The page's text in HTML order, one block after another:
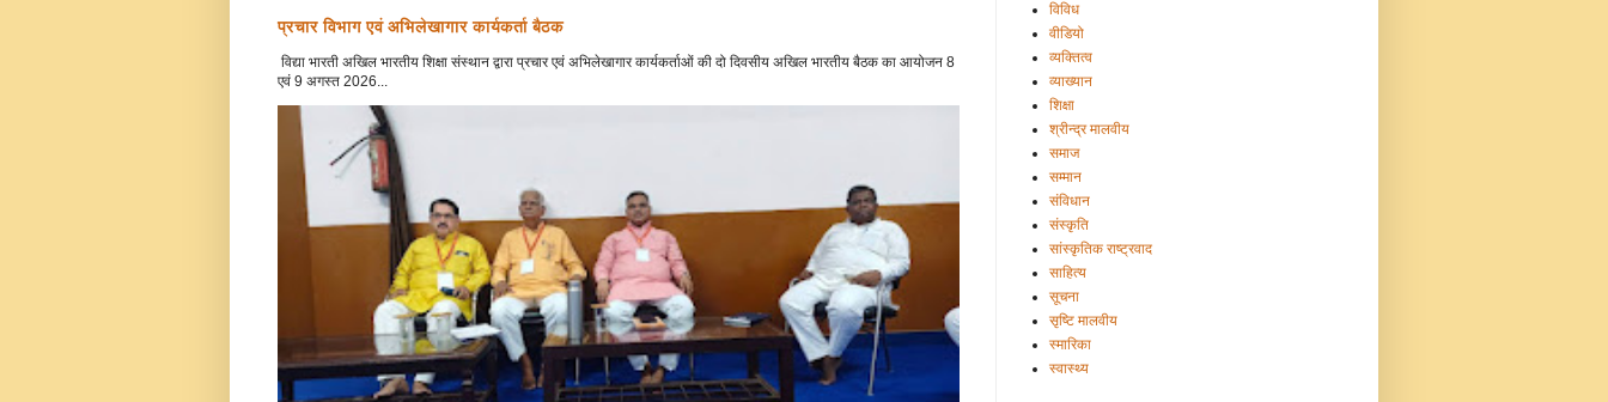
प्रचार विभाग एवं अभिलेखागार कार्यकर्ता बैठक
विद्या भारती अखिल भारतीय शिक्षा संस्थान द्वारा प्रचार एवं अभिलेखागार कार्यकर्ताओं की दो दिवसीय अखिल भारतीय बैठक का आयोजन 8
एवं 9 अगस्त 2026...
विविध
वीडियो
व्यक्तित्व
व्याख्यान
शिक्षा
श्रीन्द्र मालवीय
समाज
सम्मान
संविधान
संस्कृति
सांस्कृतिक राष्ट्रवाद
साहित्य
सूचना
सृष्टि मालवीय
स्मारिका
स्वास्थ्य